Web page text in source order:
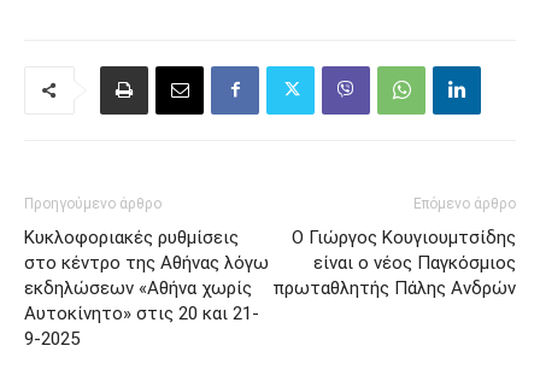
Προηγούμενο άρθρο
Κυκλοφοριακές ρυθμίσεις
στο κέντρο της Αθήνας λόγω
εκδηλώσεων «Αθήνα χωρίς
Αυτοκίνητο» στις 20 και 21-
9-2025
Επόμενο άρθρο
Ο Γιώργος Κουγιουμτσίδης
είναι ο νέος Παγκόσμιος
πρωταθλητής Πάλης Ανδρών